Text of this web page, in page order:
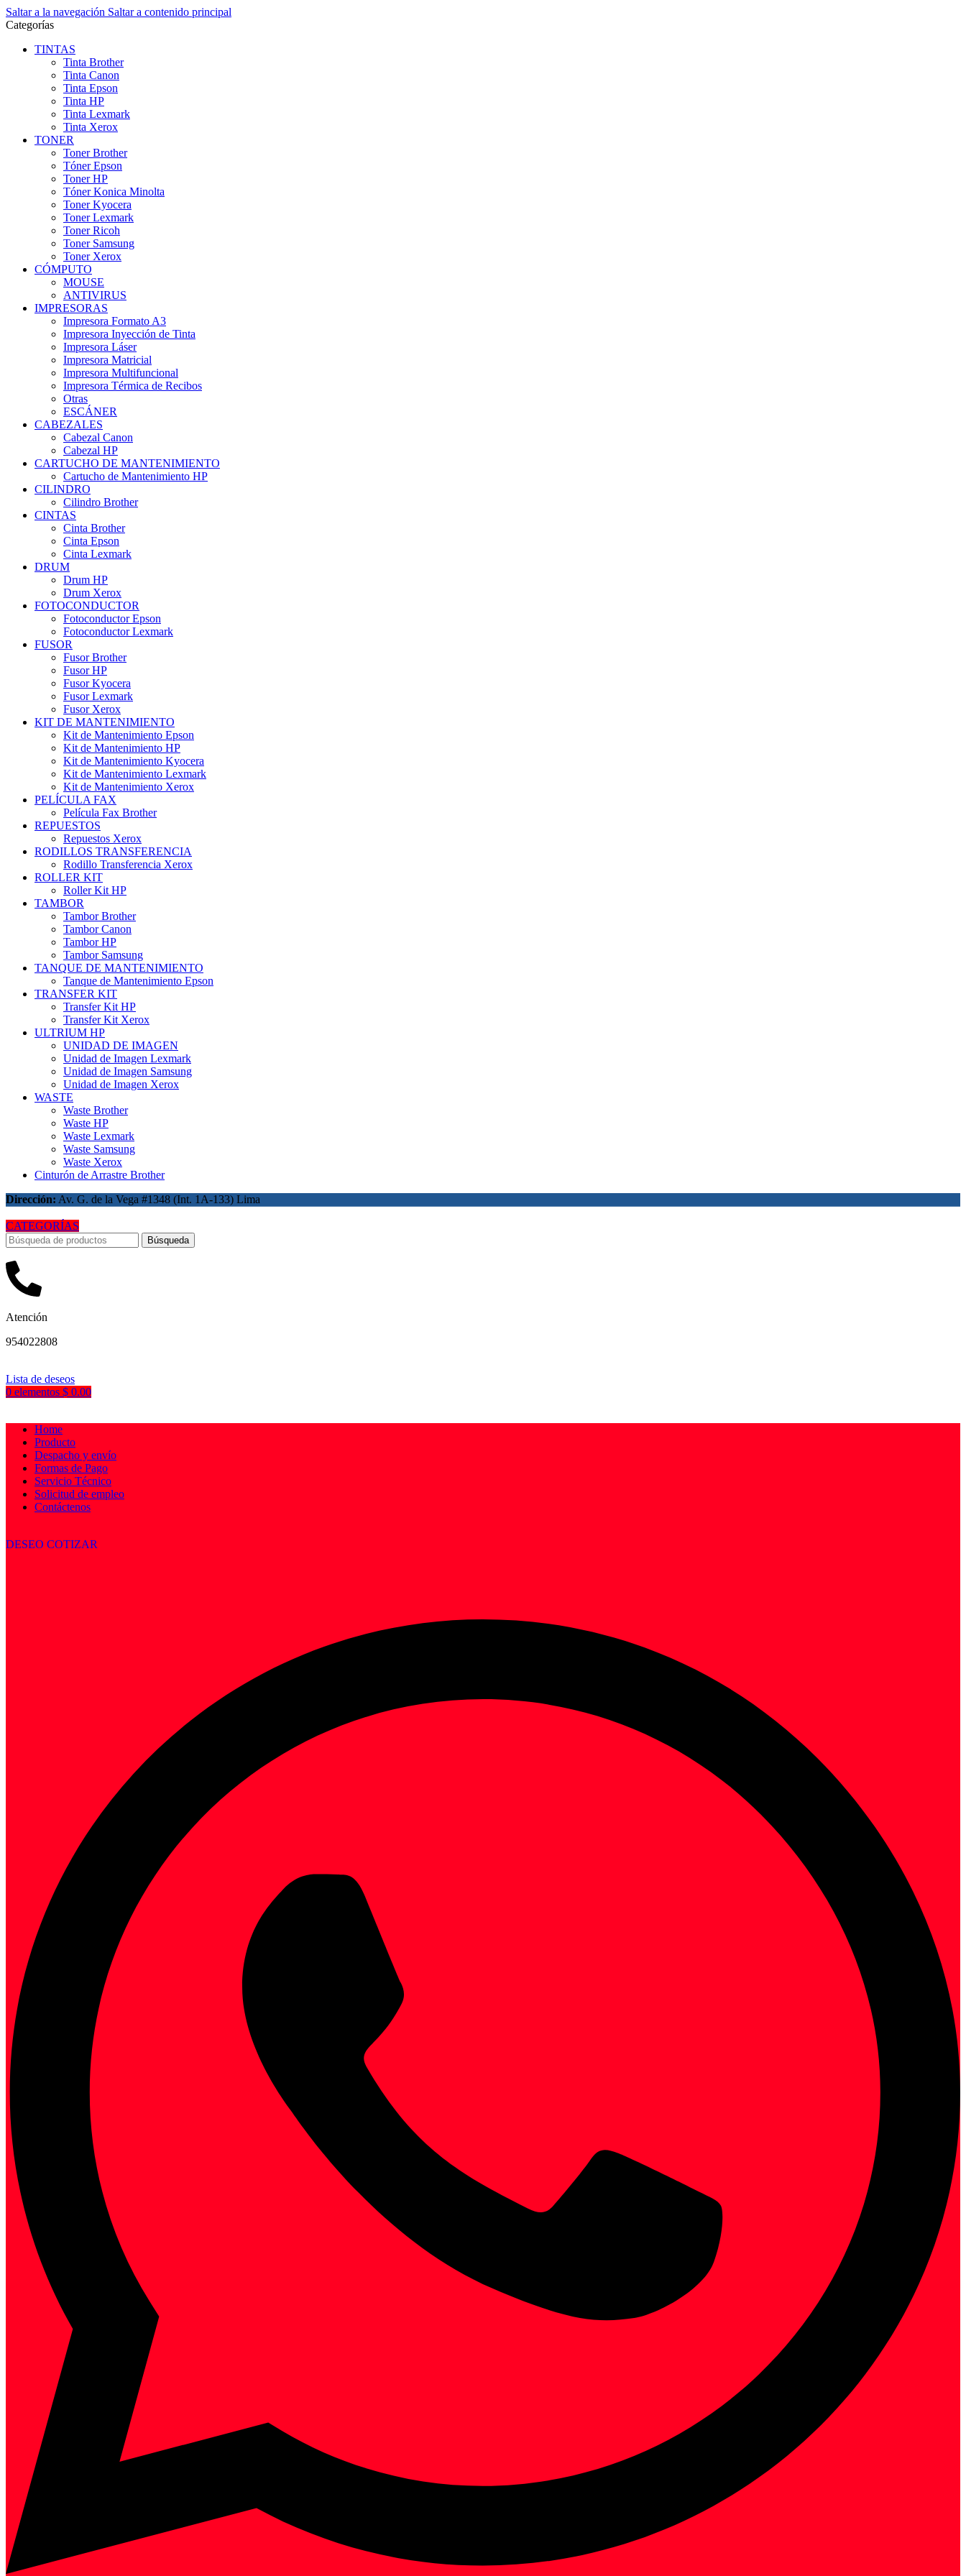
Saltar a la navegación Saltar a contenido principal
Categorías
TINTAS
Tinta Brother
Tinta Canon
Tinta Epson
Tinta HP
Tinta Lexmark
Tinta Xerox
TONER
Toner Brother
Tóner Epson
Toner HP
Tóner Konica Minolta
Toner Kyocera
Toner Lexmark
Toner Ricoh
Toner Samsung
Toner Xerox
CÓMPUTO
MOUSE
ANTIVIRUS
IMPRESORAS
Impresora Formato A3
Impresora Inyección de Tinta
Impresora Láser
Impresora Matricial
Impresora Multifuncional
Impresora Térmica de Recibos
Otras
ESCÁNER
CABEZALES
Cabezal Canon
Cabezal HP
CARTUCHO DE MANTENIMIENTO
Cartucho de Mantenimiento HP
CILINDRO
Cilindro Brother
CINTAS
Cinta Brother
Cinta Epson
Cinta Lexmark
DRUM
Drum HP
Drum Xerox
FOTOCONDUCTOR
Fotoconductor Epson
Fotoconductor Lexmark
FUSOR
Fusor Brother
Fusor HP
Fusor Kyocera
Fusor Lexmark
Fusor Xerox
KIT DE MANTENIMIENTO
Kit de Mantenimiento Epson
Kit de Mantenimiento HP
Kit de Mantenimiento Kyocera
Kit de Mantenimiento Lexmark
Kit de Mantenimiento Xerox
PELÍCULA FAX
Película Fax Brother
REPUESTOS
Repuestos Xerox
RODILLOS TRANSFERENCIA
Rodillo Transferencia Xerox
ROLLER KIT
Roller Kit HP
TAMBOR
Tambor Brother
Tambor Canon
Tambor HP
Tambor Samsung
TANQUE DE MANTENIMIENTO
Tanque de Mantenimiento Epson
TRANSFER KIT
Transfer Kit HP
Transfer Kit Xerox
ULTRIUM HP
UNIDAD DE IMAGEN
Unidad de Imagen Lexmark
Unidad de Imagen Samsung
Unidad de Imagen Xerox
WASTE
Waste Brother
Waste HP
Waste Lexmark
Waste Samsung
Waste Xerox
Cinturón de Arrastre Brother
Dirección: Av. G. de la Vega #1348 (Int. 1A-133) Lima
CATEGORÍAS
Búsqueda
Atención
954022808
Lista de deseos
0 elementos $ 0.00
Home
Producto
Despacho y envío
Formas de Pago
Servicio Técnico
Solicitud de empleo
Contáctenos
DESEO COTIZAR